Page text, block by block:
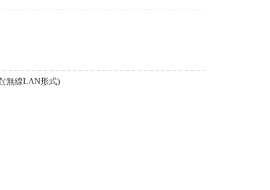
(無線LAN形式)